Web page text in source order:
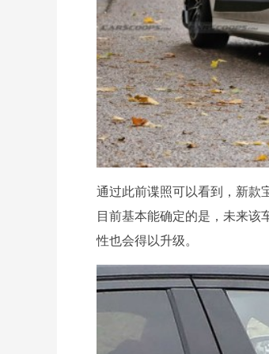
通过此前谍照可以看到，新款
目前基本能确定的是，未来该
性也会得以升级。